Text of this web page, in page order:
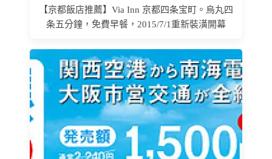
【京都飯店推薦】Via Inn 京都四条宝町。烏丸四
条五分鐘，免費早餐，2015/7/1重新裝潢開幕